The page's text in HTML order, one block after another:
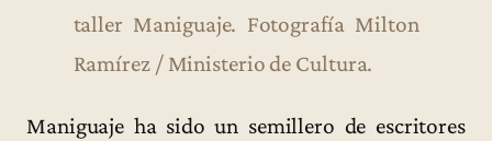
taller Maniguaje. Fotografía Milton
Ramírez / Ministerio de Cultura.
Maniguaje ha sido un semillero de escritores